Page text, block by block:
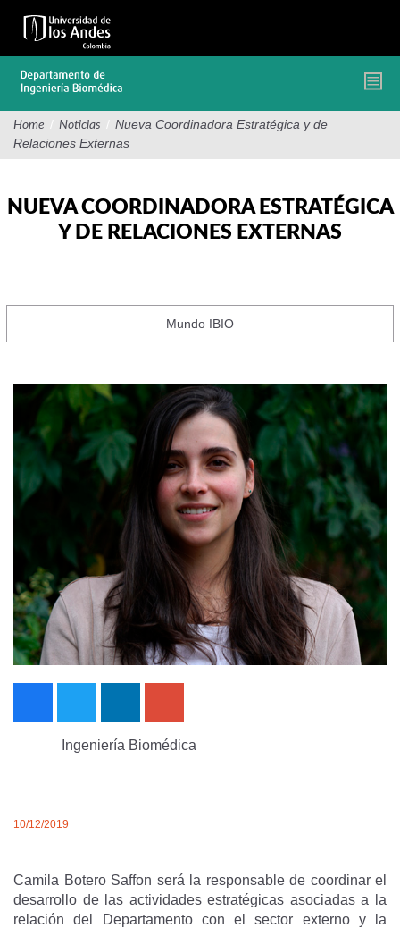
contenido
Home / Noticias / Nueva Coordinadora Estratégica y de
Relaciones Externas
NUEVA COORDINADORA ESTRATÉGICA
Y DE RELACIONES EXTERNAS
Mundo IBIO
Ingeniería Biomédica
10/12/2019
Camila Botero Saffon será la responsable de coordinar el
desarrollo de las actividades estratégicas asociadas a la
relación del Departamento con el sector externo y la